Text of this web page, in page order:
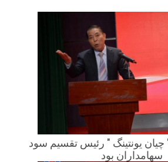
يونتينگ " رئيس تقسيم سود
سهامداران بود